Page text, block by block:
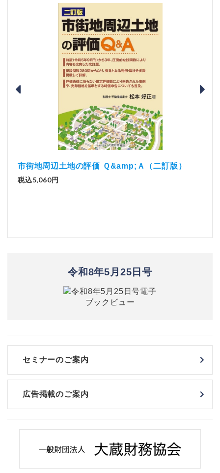
解説とQ&amp;Aでわかる 電子帳簿等保存制度の
実務（改訂版）
令和8年5月25日号
セミナーのご案内
広告掲載のご案内